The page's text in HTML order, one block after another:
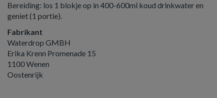
Bereiding: los 1 blokje op in 400-600ml koud drinkwater en
geniet (1 portie).
Fabrikant
Waterdrop GMBH
Erika Krenn Promenade 15
1100 Wenen
Oostenrijk